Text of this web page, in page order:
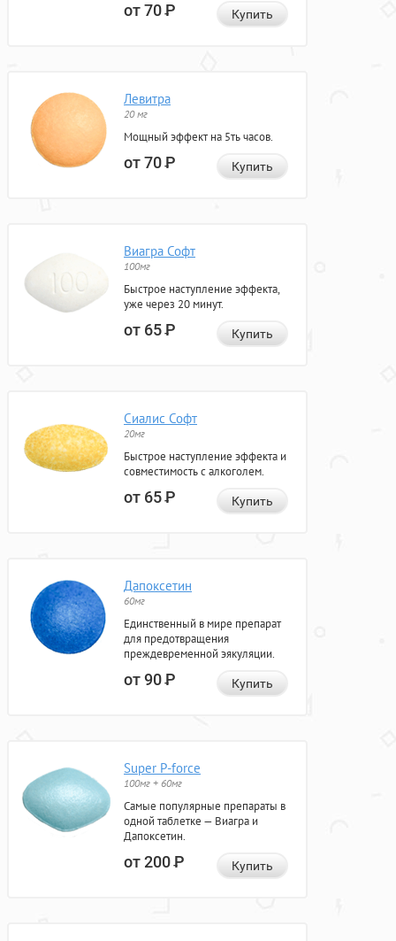
от 70Р Купить
Левитра
20 мг
Мощный эффект на 5ть часов.
от 70Р Купить
Виагра Софт
100мг
Быстрое наступление эффекта,
уже через 20 минут.
от 65Р Купить
Сиалис Софт
20мг
Быстрое наступление эффекта и
совместимость с алкоголем.
от 65Р Купить
Дапоксетин
60мг
Единственный в мире препарат
для предотвращения
преждевременной эякуляции.
от 90Р Купить
Super P-force
100мг + 60мг
Самые популярные препараты в
одной таблетке — Виагра и
Дапоксетин.
от 200Р Купить